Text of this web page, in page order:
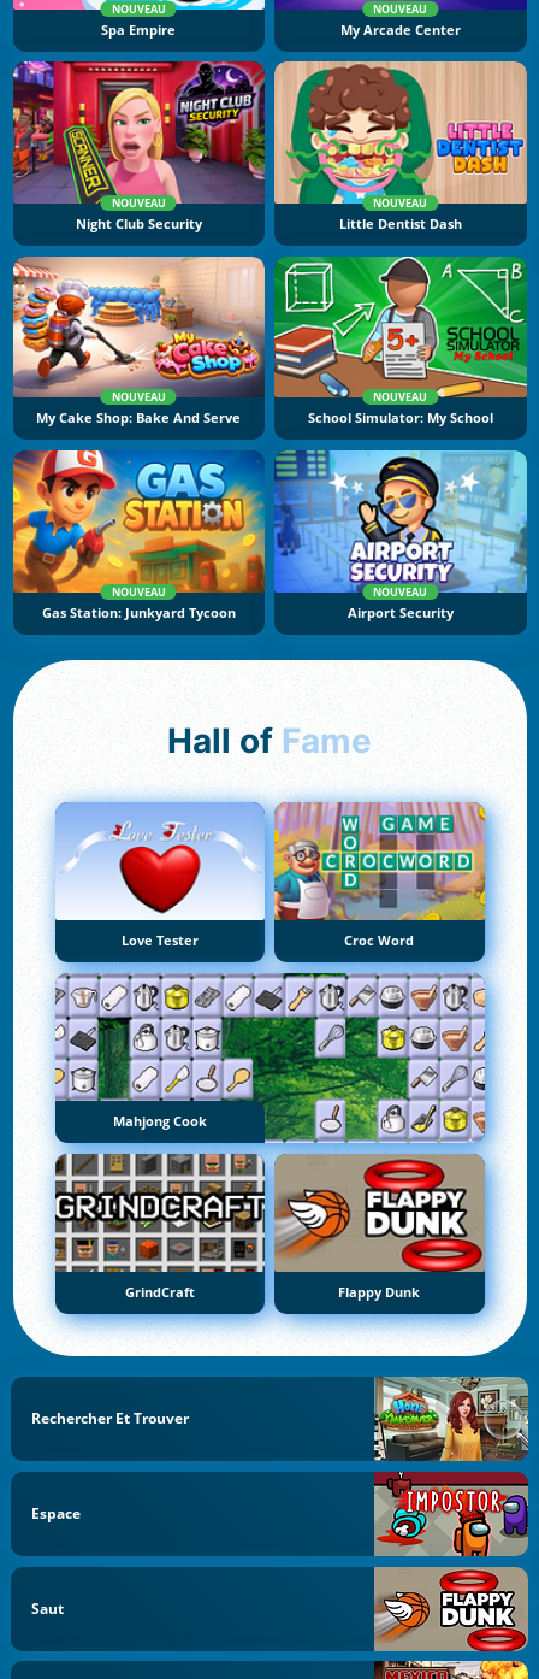
NOUVEAU
Spa Empire
NOUVEAU
My Arcade Center
NOUVEAU
Night Club Security
NOUVEAU
Little Dentist Dash
NOUVEAU
My Cake Shop: Bake And Serve
NOUVEAU
School Simulator: My School
NOUVEAU
Gas Station: Junkyard Tycoon
NOUVEAU
Airport Security
Hall of Fame
Love Tester Croc Word
Mahjong Cook
GrindCraft Flappy Dunk
Rechercher Et Trouver
Espace
Saut